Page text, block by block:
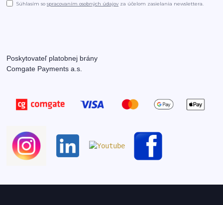
Súhlasím sospracovaním osobných údajov za účelom zasielania newslettera.
Poskytovateľ platobnej brány
Comgate Payments a.s.